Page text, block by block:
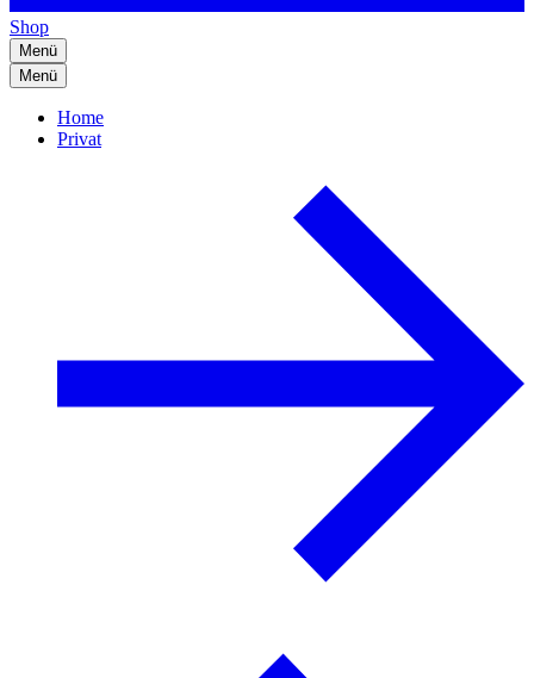
Shop
Menü
Menü
Home
Privat